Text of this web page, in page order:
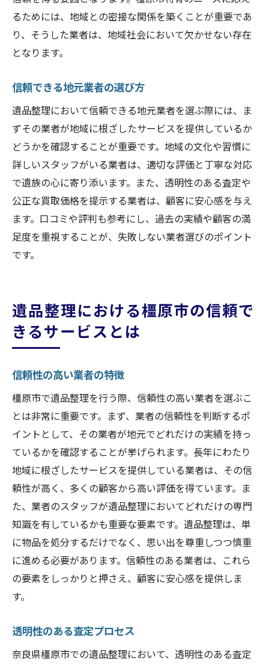
るためには、地域との密接な関係を築くことが重要であ
り、そうした業者は、地域社会において欠かせない存在
となります。
信頼できる地元業者の選び方
遺品整理において信頼できる地元業者を選ぶ際には、ま
ずその業者が地域に根ざしたサービスを提供しているか
どうかを確認することが重要です。地域の文化や習慣に
詳しいスタッフがいる業者は、適切な評価と丁寧な対応
で遺族の心に寄り添います。また、透明性のある査定や
公正な買取価格を提示する業者は、顧客に安心感を与え
ます。口コミや評判も参考にし、過去の実績や顧客の満
足度を重視することが、失敗しない業者選びのポイント
です。
遺品整理における橿原市の信頼で
きるサービスとは
信頼性の高い業者の特徴
橿原市で遺品整理を行う際、信頼性の高い業者を選ぶこ
とは非常に重要です。まず、業者の信頼性を判断するポ
イントとして、その業者が地元でどれだけの実績を持っ
ているかを確認することが挙げられます。長年にわたり
地域に根ざしたサービスを提供している業者は、その信
頼性が高く、多くの顧客から高い評価を得ています。ま
た、業者のスタッフが遺品整理においてどれだけの専門
知識を有しているかも重要な要素です。遺品整理は、単
に物品を処分するだけでなく、思い出を尊重しつつ慎重
に進める必要があります。信頼性のある業者は、これら
の要素をしっかりと押さえ、顧客に安心感を提供しま
す。
透明性のある査定プロセス
奈良県橿原市での遺品整理において、透明性のある査定